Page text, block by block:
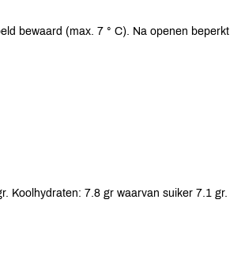
bewaard (max. 7 ° C). Na openen beperkt
Koolhydraten: 7.8 gr waarvan suiker 7.1 gr.